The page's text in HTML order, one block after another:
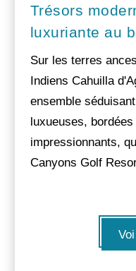
Trésors
luxuriante au
Sur les terres
Indiens Cahuilla
ensemble
luxueuses,
impressionnants,
Canyons Golf